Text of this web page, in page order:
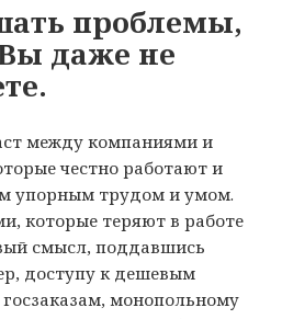
проблемы,
даже не
между компаниями и
честно работают и
упорным трудом и умом.
которые теряют в работе
смысл, поддавшись
доступу к дешевым
монопольному